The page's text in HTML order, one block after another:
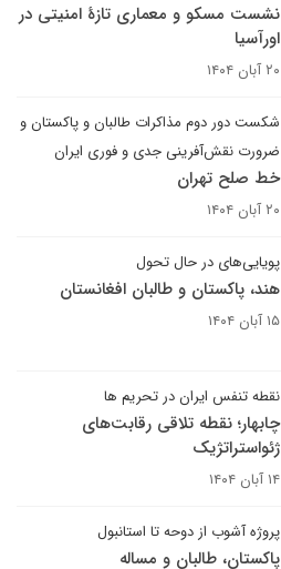
نشست مسکو و معماری تازهٔ امنیتی در
اورآسیا
۲۰ آبان ۱۴۰۴
شکست دور دوم مذاکرات طالبان و پاکستان و
ضرورت نقش‌آفرینی جدی‌ و فوری‌ ایران
خط صلح تهران
۲۰ آبان ۱۴۰۴
پویایی‌های در حال تحول
هند، پاکستان و طالبان افغانستان
۱۵ آبان ۱۴۰۴
نقطه تنفس ایران در تحریم ها
چابهار؛ نقطه تلاقی رقابت‌های
ژئواستراتژیک
۱۴ آبان ۱۴۰۴
پروژه آشوب از دوحه تا استانبول
پاکستان، طالبان و مساله